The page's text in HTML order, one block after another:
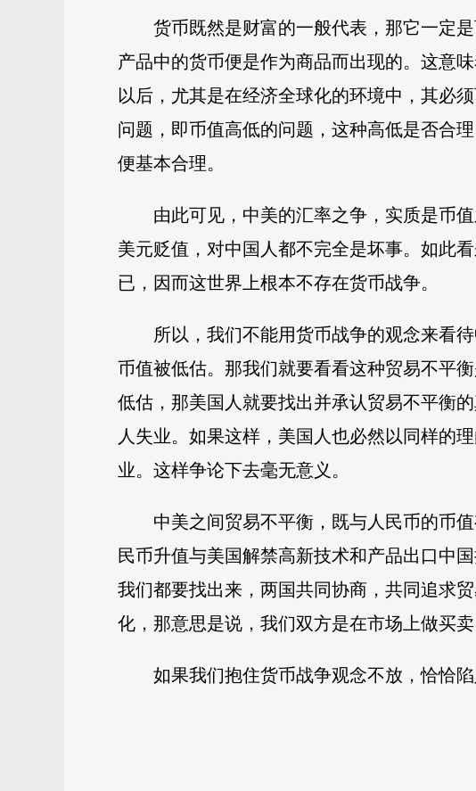
货币既然是财富的一般代表，那它一定
产品中的货币便是作为商品而出现的。这意
以后，尤其是在经济全球化的环境中，其必
问题，即币值高低的问题，这种高低是否合
便基本合理。
由此可见，中美的汇率之争，实质是币
美元贬值，对中国人都不完全是坏事。如此
已，因而这世界上根本不存在货币战争。
所以，我们不能用货币战争的观念来看
币值被低估。那我们就要看看这种贸易不平
低估，那美国人就要找出并承认贸易不平衡
人失业。如果这样，美国人也必然以同样的
业。这样争论下去毫无意义。
中美之间贸易不平衡，既与人民币的币
民币升值与美国解禁高新技术和产品出口中
我们都要找出来，两国共同协商，共同追求
化，那意思是说，我们双方是在市场上做买卖
如果我们抱住货币战争观念不放，恰恰